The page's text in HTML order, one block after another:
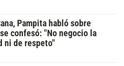
Pampita habló sobre
confesó: "No negocio la
ni de respeto"